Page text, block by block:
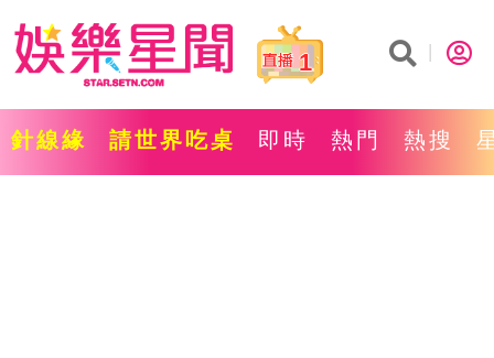
1
針線緣 請世界吃桌 即時 熱門 熱搜